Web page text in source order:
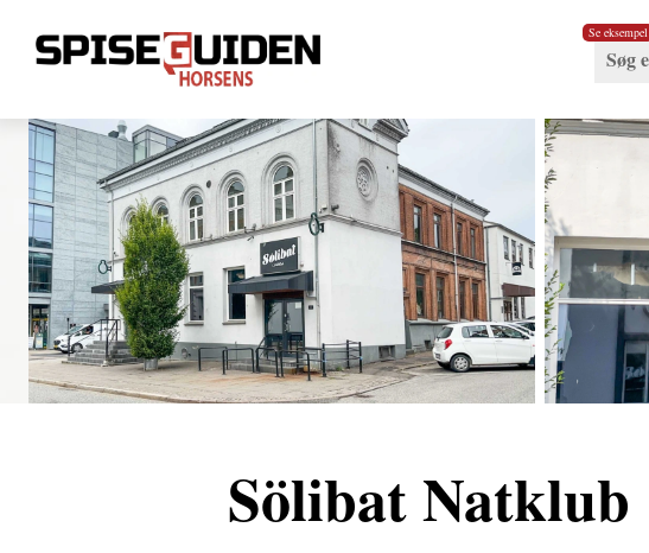
Se eksempel
Lukket nu
Sölibat Natklub